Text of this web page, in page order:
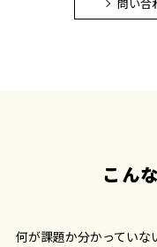
こん
何が課題か分かっていな